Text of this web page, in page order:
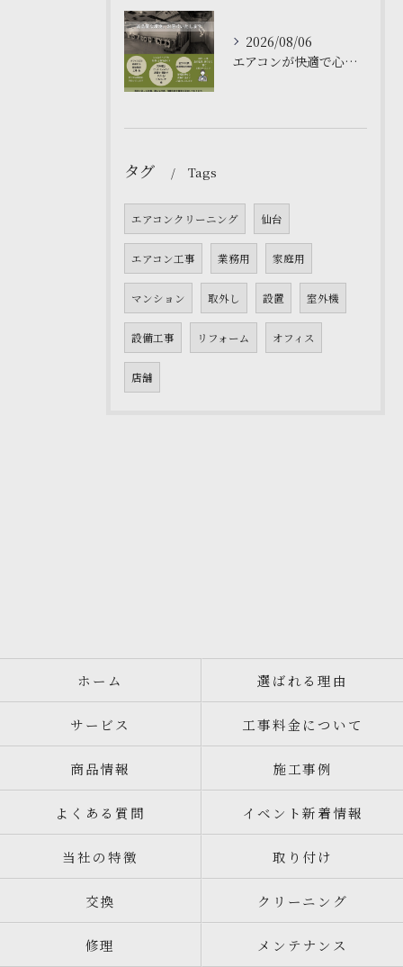
2026/08/06
エアコンが快適で心地よい空間を作ります❄️
タグ Tags
エアコンクリーニング 仙台
エアコン工事 業務用 家庭用
マンション 取外し 設置 室外機
設備工事 リフォーム オフィス
店舗
ホーム 選ばれる理由
サービス 工事料金について
商品情報 施工事例
よくある質問 イベント新着情報
当社の特徴 取り付け
交換 クリーニング
修理 メンテナンス